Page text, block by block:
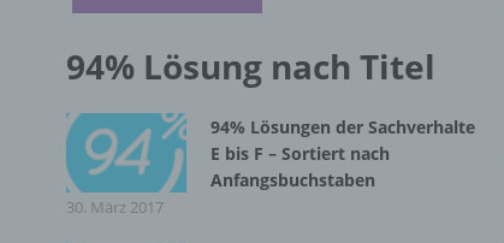
94% Lösung nach Titel
94% Lösungen der Sachverhalte
E bis F – Sortiert nach
Anfangsbuchstaben
30. März 2017